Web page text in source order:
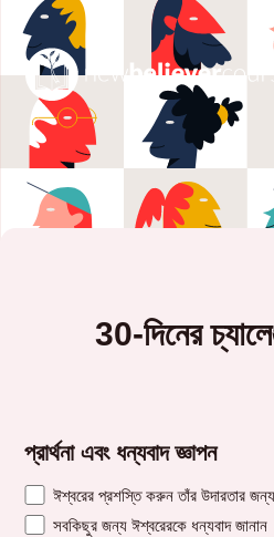
30-দিনের
প্রার্থনা এবং ধন্যবাদ জ্ঞাপন
ঈশ্বরের প্রশস্তি করুন তাঁর উদারতার জন্য
সবকিছুর জন্য ঈশ্বরেরকে ধন্যবাদ জানান